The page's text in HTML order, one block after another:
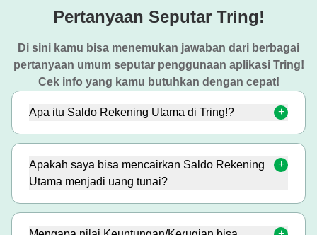
Pertanyaan Seputar Tring!
Di sini kamu bisa menemukan jawaban dari berbagai
pertanyaan umum seputar penggunaan aplikasi Tring!
Cek info yang kamu butuhkan dengan cepat!
Apa itu Saldo Rekening Utama di Tring!?
Apakah saya bisa mencairkan Saldo Rekening
Utama menjadi uang tunai?